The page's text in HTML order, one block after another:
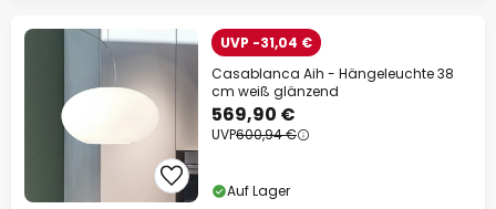
UVP -31,04 €
Casablanca Aih - Hängeleuchte 38
cm weiß glänzend
569,90 €
UVP600,94 €
Auf Lager